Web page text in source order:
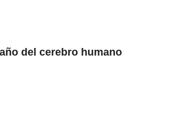
del cerebro humano